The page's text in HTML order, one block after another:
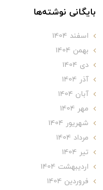
بایگانی نوشته‌ها
اسفند 1404
بهمن 1404
دی 1404
آذر 1404
آبان 1404
مهر 1404
شهریور 1404
مرداد 1404
تير 1404
ارديبهشت 1404
فروردین 1404